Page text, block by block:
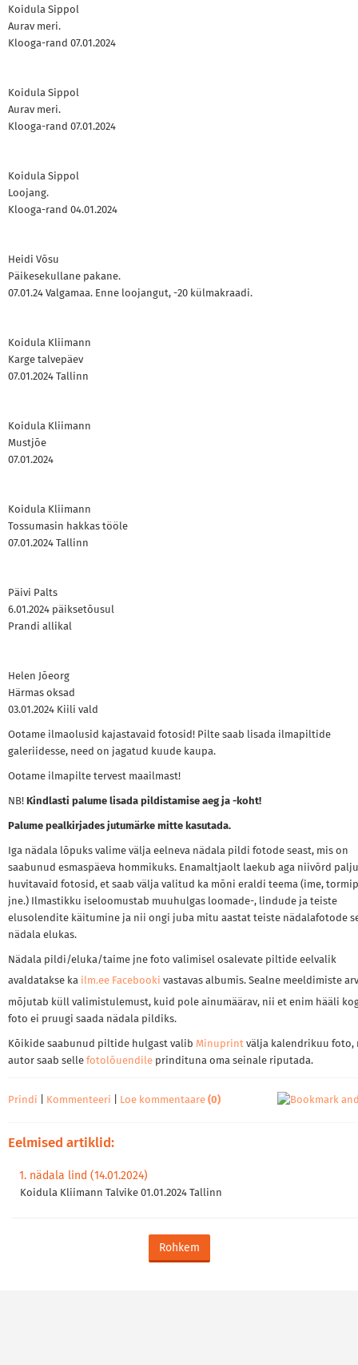
Koidula Sippol
Aurav meri.
Klooga-rand 07.01.2024
Koidula Sippol
Aurav meri.
Klooga-rand 07.01.2024
Koidula Sippol
Loojang.
Klooga-rand 04.01.2024
Heidi Võsu
Päikesekullane pakane.
07.01.24 Valgamaa. Enne loojangut, -20 külmakraadi.
Koidula Kliimann
Karge talvepäev
07.01.2024 Tallinn
Koidula Kliimann
Mustjõe
07.01.2024
Koidula Kliimann
Tossumasin hakkas tööle
07.01.2024 Tallinn
Päivi Palts
6.01.2024 päiksetõusul
Prandi allikal
Helen Jõeorg
Härmas oksad
03.01.2024 Kiili vald
Ootame ilmaolusid kajastavaid fotosid! Pilte saab lisada ilmapiltide
galeriidesse, need on jagatud kuude kaupa.
Ootame ilmapilte tervest maailmast!
NB! Kindlasti palume lisada pildistamise aeg ja -koht!
Palume pealkirjades jutumärke mitte kasutada.
Iga nädala lõpuks valime välja eelneva nädala pildi fotode seast, mis on
saabunud esmaspäeva hommikuks. Enamaltjaolt laekub aga niivõrd palju
huvitavaid fotosid, et saab välja valitud ka mõni eraldi teema (ime,
jne.) Ilmastikku iseloomustab muuhulgas loomade-, lindude ja teiste
elusolendite käitumine ja nii ongi juba mitu aastat teiste nädalafotode
nädala elukas.
Nädala pildi/eluka/taime jne foto valimisel osalevate piltide eelvalik
avaldatakse ka ilm.ee Facebooki vastavas albumis. Sealne meeldimiste arv
mõjutab küll valimistulemust, kuid pole ainumäärav, nii et enim hääli
foto ei pruugi saada nädala pildiks.
Kõikide saabunud piltide hulgast valib Minuprint välja kalendrikuu foto,
autor saab selle fotolõuendile prindituna oma seinale riputada.
Prindi Kommenteeri Loe kommentaare (0)
Eelmised artiklid:
1. nädala lind (14.01.2024)
Koidula Kliimann Talvike 01.01.2024 Tallinn
Rohkem